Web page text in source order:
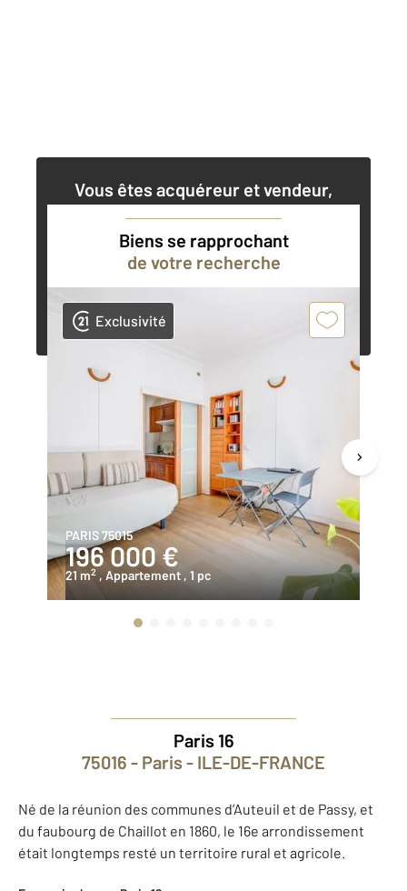
Vous êtes acquéreur et vendeur,
Contacter l'agence
Demander une estimation
Biens se rapprochant
de votre recherche
Exclusivité
PARIS 75015
196 000 €
21 m2 , Appartement , 1 pc
Paris 16
75016 - Paris - ILE-DE-FRANCE
Né de la réunion des communes d’Auteuil et de Passy, et
du faubourg de Chaillot en 1860, le 16e arrondissement
était longtemps resté un territoire rural et agricole.